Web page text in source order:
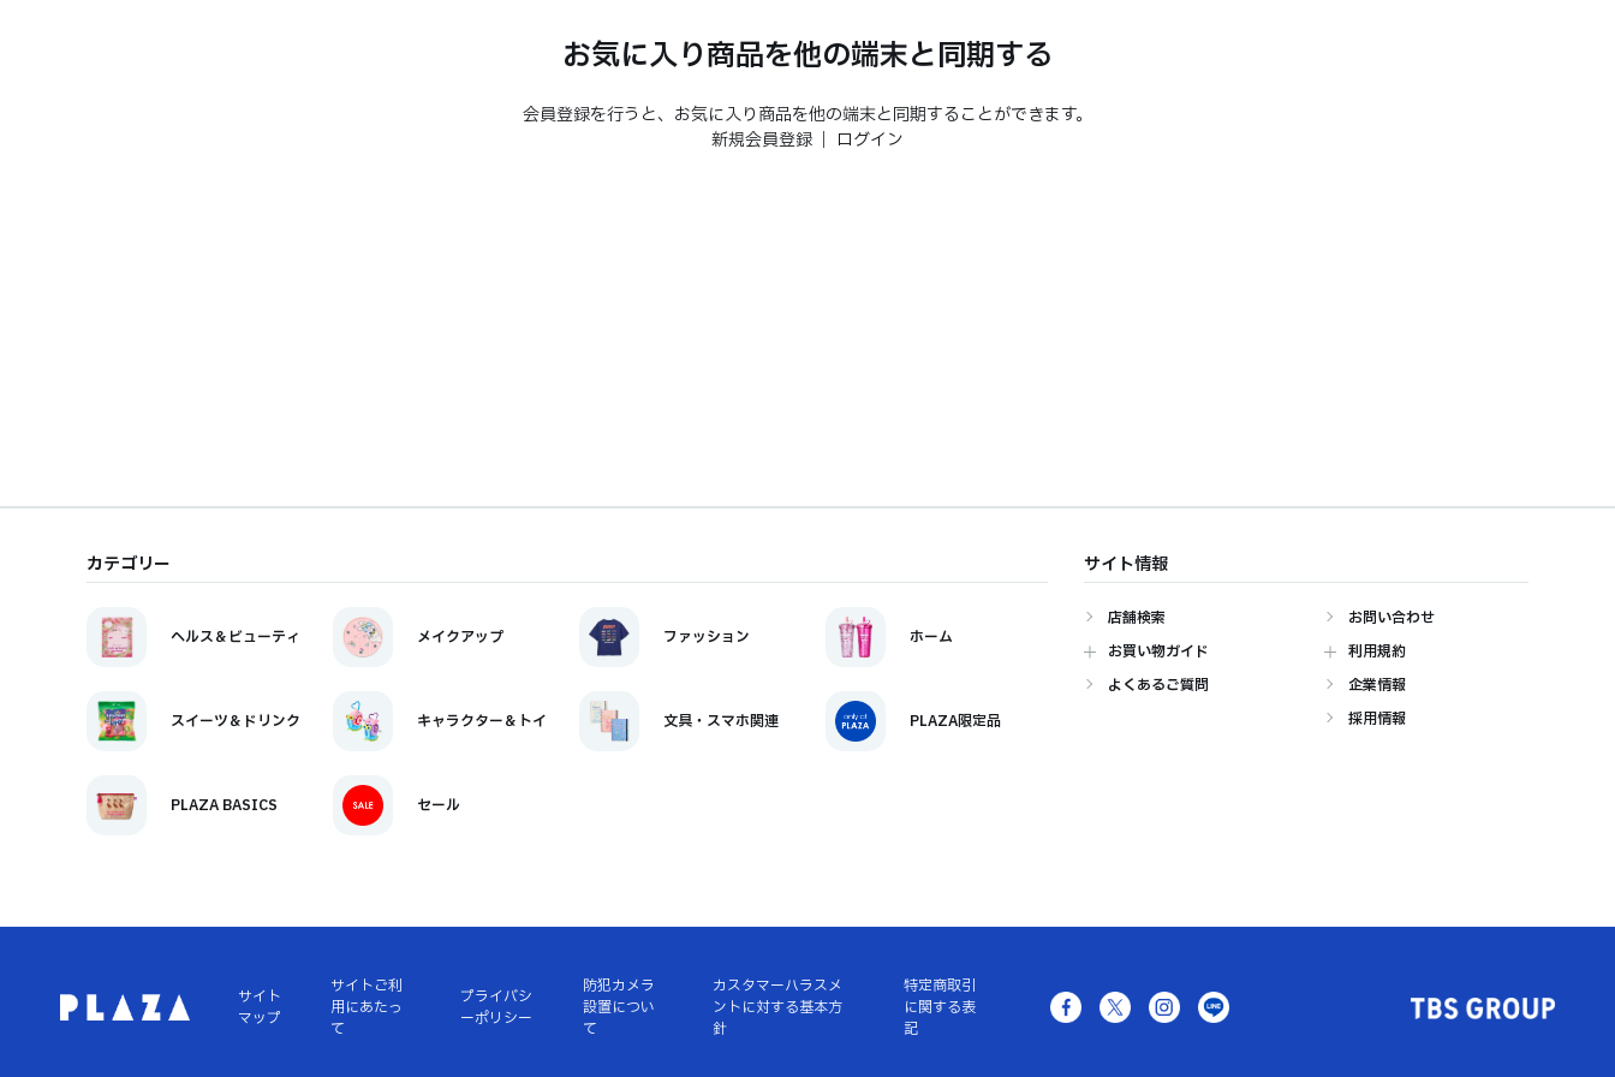
お気に入り商品を他の端末と同期する
会員登録を行うと、お気に入り商品を他の端末と同期することができます。
新規会員登録
ログイン
カテゴリー
ヘルス＆ビューティ メイクアップ ファッション ホーム
スイーツ＆ドリンク キャラクター＆トイ 文具・スマホ関連 PLAZA限定品
PLAZA BASICS セール
サイト情報
店舗検索
お買い物ガイド
よくあるご質問
お問い合わせ
利用規約
企業情報
採用情報
サイト
マップ
サイトご利
用にあたっ
て
プライバシ
ーポリシー
防犯カメラ
設置につい
て
カスタマーハラスメ
ントに対する基本方
針
特定商取引
に関する表
記